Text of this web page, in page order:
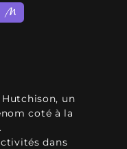
un
coté à la
dans